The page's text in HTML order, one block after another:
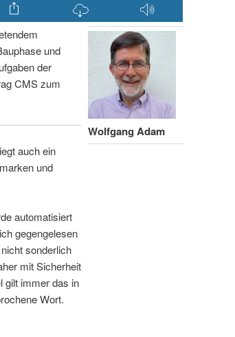
Wolfgang Adam
und
der
CMS zum
auch ein
und
automatisiert
gegengelesen
sonderlich
mit Sicherheit
gilt immer das in
Wort.